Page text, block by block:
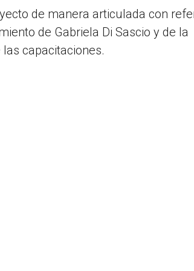
de manera articulada con
de Gabriela Di Sascio y de la
capacitaciones.